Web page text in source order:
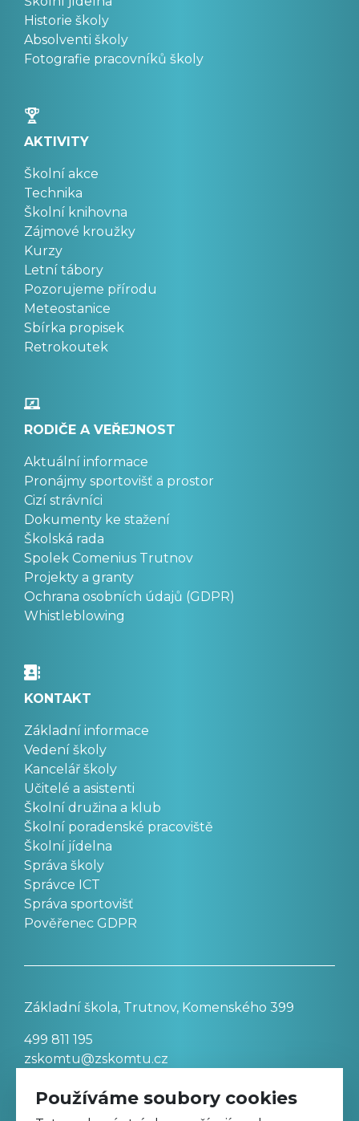
Historie školy
Absolventi školy
Fotografie pracovníků školy
AKTIVITY
Školní akce
Technika
Školní knihovna
Zájmové kroužky
Kurzy
Letní tábory
Pozorujeme přírodu
Meteostanice
Sbírka propisek
Retrokoutek
RODIČE A VEŘEJNOST
Aktuální informace
Pronájmy sportovišť a prostor
Cizí strávníci
Dokumenty ke stažení
Školská rada
Spolek Comenius Trutnov
Projekty a granty
Ochrana osobních údajů (GDPR)
Whistleblowing
KONTAKT
Základní informace
Vedení školy
Kancelář školy
Učitelé a asistenti
Školní družina a klub
Školní poradenské pracoviště
Školní jídelna
Správa školy
Správce ICT
Správa sportovišť
Pověřenec GDPR
Základní škola, Trutnov, Komenského 399
499 811 195
zskomtu@zskomtu.cz
Prohlášení o přístupnosti stránek
Používáme soubory cookies